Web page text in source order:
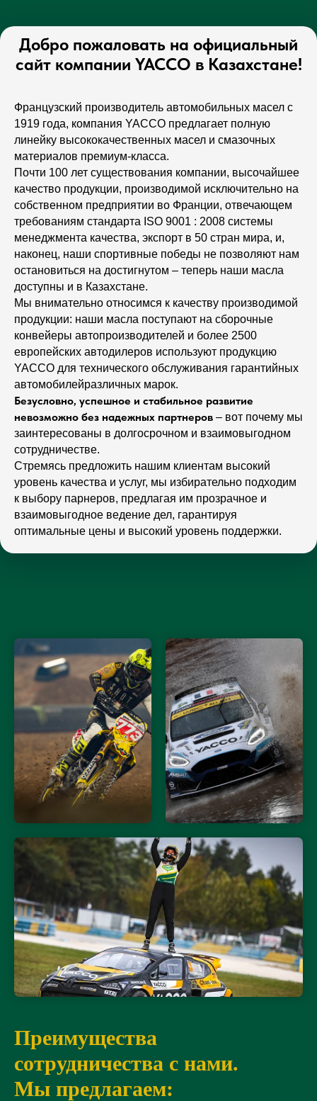
Добро пожаловать на официальный
сайт компании YACCO в Казахстане!
Французский производитель автомобильных масел с
1919 года, компания YACCO предлагает полную
линейку высококачественных масел и смазочных
материалов премиум-класса.
Почти 100 лет существования компании, высочайшее
качество продукции, производимой исключительно на
собственном предприятии во Франции, отвечающем
требованиям стандарта ISO 9001 : 2008 системы
менеджмента качества, экспорт в 50 стран мира, и,
наконец, наши спортивные победы не позволяют нам
остановиться на достигнутом – теперь наши масла
доступны и в Казахстане.
Мы внимательно относимся к качеству производимой
продукции: наши масла поступают на сборочные
конвейеры автопроизводителей и более 2500
европейских автодилеров используют продукцию
YACCO для технического обслуживания гарантийных
автомобилейразличных марок.
Безусловно, успешное и стабильное развитие
невозможно без надежных партнеров – вот почему мы
заинтересованы в долгосрочном и взаимовыгодном
сотрудничестве.
Стремясь предложить нашим клиентам высокий
уровень качества и услуг, мы избирательно подходим
к выбору парнеров, предлагая им прозрачное и
взаимовыгодное ведение дел, гарантируя
оптимальные цены и высокий уровень поддержки.
Преимущества
сотрудничества с нами.
Мы предлагаем: